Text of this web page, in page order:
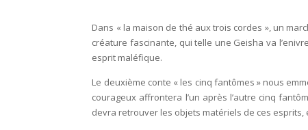
Dans « la maison de thé aux trois cordes », un
créature fascinante, qui telle une Geisha va
esprit maléfique.
Le deuxième conte « les cinq fantômes » nous
courageux affrontera l’un après l’autre cinq
devra retrouver les objets matériels de ces